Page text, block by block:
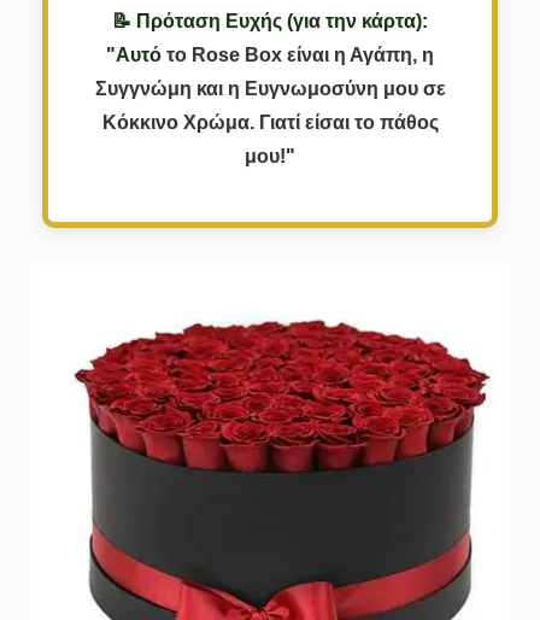
📝 Πρόταση Ευχής (για την κάρτα):
"Αυτό το Rose Box είναι η Αγάπη, η
Συγγνώμη και η Ευγνωμοσύνη μου σε
Κόκκινο Χρώμα. Γιατί είσαι το πάθος
μου!"